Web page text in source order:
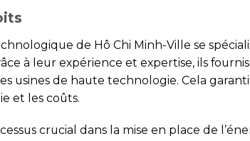
de Hô Chi Minh-Ville se
à leur expérience et expertise, ils
usines de haute technologie. Cela
et les coûts.
crucial dans la mise en place de